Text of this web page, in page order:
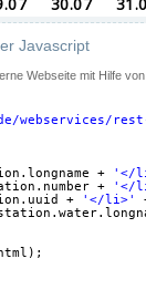
Javascript
Webseite mit Hilfe
webservices/
+ '</
+ '</
+ '</li>'